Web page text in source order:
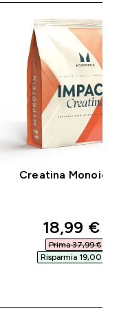
Creatina
18,99 €‎
Prima 37,99 €‎
Risparmia 19,00 €‎